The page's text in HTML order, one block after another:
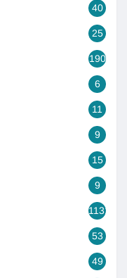
40
25
190
6
11
9
15
9
1131
53
49